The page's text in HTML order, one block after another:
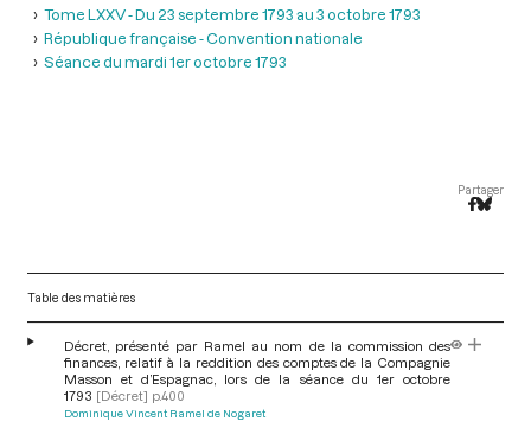
Tome LXXV - Du 23 septembre 1793 au 3 octobre 1793
République française - Convention nationale
Séance du mardi 1er octobre 1793
Partager
Table des matières
Décret, présenté par Ramel au nom de la commission des
finances, relatif à la reddition des comptes de la Compagnie
Masson et d’Espagnac, lors de la séance du 1er octobre
1793 [Décret] p.400
Dominique Vincent Ramel de Nogaret